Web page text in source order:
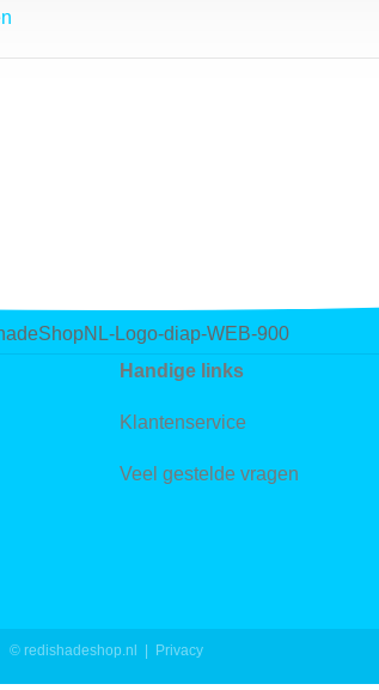
Handige links
Klantenservice
Veel gestelde vragen
© redishadeshop.nl | Privacy